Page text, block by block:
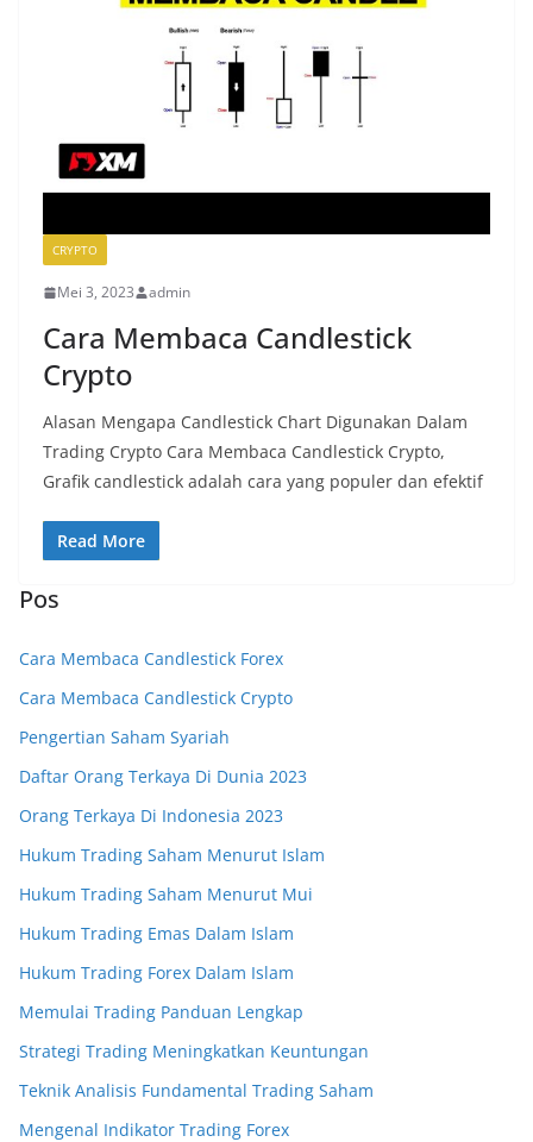
CRYPTO
Mei 3, 2023 admin
Cara Membaca Candlestick
Crypto
Alasan Mengapa Candlestick Chart Digunakan Dalam
Trading Crypto Cara Membaca Candlestick Crypto,
Grafik candlestick adalah cara yang populer dan efektif
Read More
Pos
Cara Membaca Candlestick Forex
Cara Membaca Candlestick Crypto
Pengertian Saham Syariah
Daftar Orang Terkaya Di Dunia 2023
Orang Terkaya Di Indonesia 2023
Hukum Trading Saham Menurut Islam
Hukum Trading Saham Menurut Mui
Hukum Trading Emas Dalam Islam
Hukum Trading Forex Dalam Islam
Memulai Trading Panduan Lengkap
Strategi Trading Meningkatkan Keuntungan
Teknik Analisis Fundamental Trading Saham
Mengenal Indikator Trading Forex